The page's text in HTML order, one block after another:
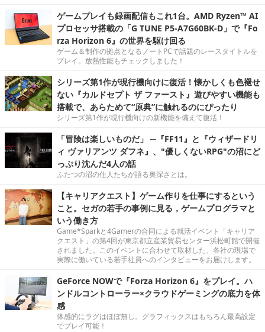
ゲームプレイも録画配信もこれ1台。AMD Ryzen™ AI
プロセッサ搭載の「G TUNE P5-A7G60BK-D」で『Fo
rza Horizon 6』の世界を駆け回る
ゲーム＆制作の拠点となるノートPCで話題のレースタイトルを
プレイ。放熱性能もチェックしました！
シリーズ第1作が現行機向けに復活！懐かしくも色褪せ
ない『カルドセプト ザ ファースト』遊びやすい機能も
搭載で、あらためて“原典”に触れるのにぴったり
シリーズ第1作が現行機向けの新機能を備えて復活！
「冒険は楽しいものだ」 ─『FF11』と『ウィザードリ
ィ ヴァリアンツ ダフネ』、"優しくないRPG"の沼にど
っぷり沈んだ4人の話
ふたつの沼の住人たちが語る奥深さとは。
【キャリアクエスト】ゲーム作りを仕事にするという
こと。セガの若手の事例に見る，ゲームプログラマと
いう働き方
Game*Sparkと4Gamerの合同による就活イベント「キャリア
クエスト」の第4回が東京都立産業貿易センター浜松町館で開催
されました。このイベントに合わせて取材した、各社の現場で
実際に働いている若手社員へのインタビューをお届けします。
GeForce NOWで『Forza Horizon 6』をプレイ。ハ
ンドルコントローラー×クラウドゲーミングの底力を体
感
体感的にラグはほぼ無し。グラフィックスはもちろん最高設定
でプレイ可能！